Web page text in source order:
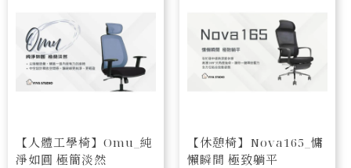
【人體工學椅】Omu_純
淨如圓 極簡淡然
【休憩椅】Nova165_慵
懶瞬間 極致躺平